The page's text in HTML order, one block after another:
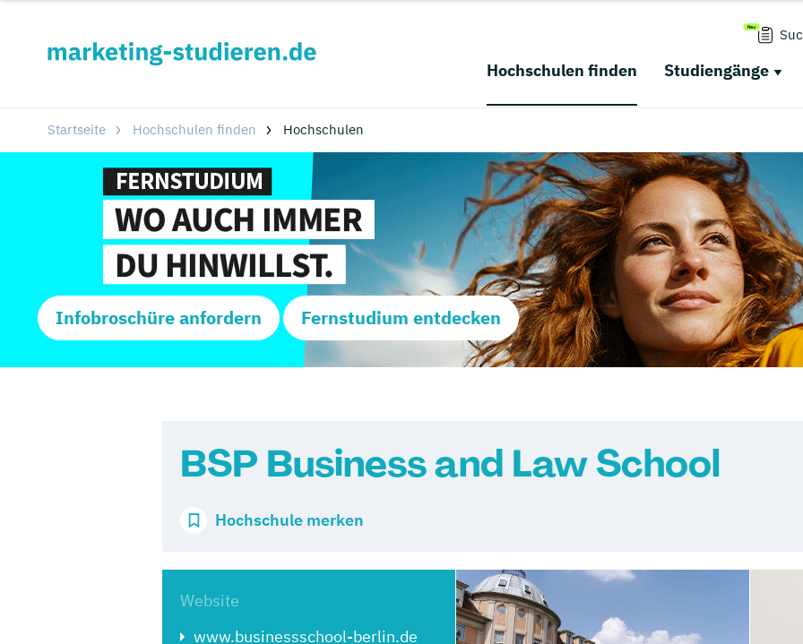
Hochschulen finden Studiengänge
Startseite Hochschulen finden Hochschulen
Infobroschüre anfordern Fernstudium entdecken
BSP Business and Law School
Hochschule merken
Website
www.businessschool-berlin.de